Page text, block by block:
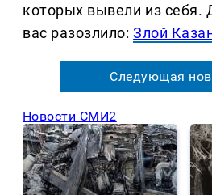
которых вывели из себя.
вас разозлило:Злой
Следующая
Новости СМИ2